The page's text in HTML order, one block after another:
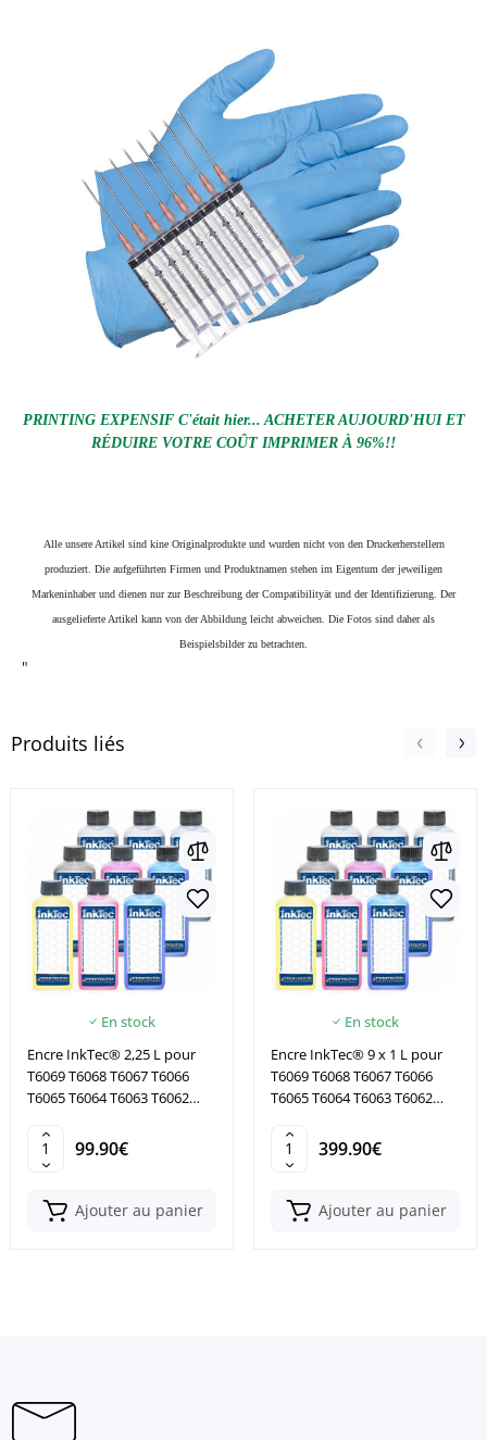
PRINTING EXPENSIF C'était hier... ACHETER AUJOURD'HUI ET
RÉDUIRE VOTRE COÛT IMPRIMER À 96%!!
Alle unsere Artikel sind kine Originalprodukte und wurden nicht von den Druckerherstellern
produziert. Die aufgeführten Firmen und Produktnamen stehen im Eigentum der jeweiligen
Markeninhaber und dienen nur zur Beschreibung der Compatibilityät und der Identifizierung. Der
ausgelieferte Artikel kann von der Abbildung leicht abweichen. Die Fotos sind daher als
Beispielsbilder zu betrachten.
"
Produits liés
En stock
Encre InkTec® 2,25 L pour
T6069 T6068 T6067 T6066
T6065 T6064 T6063 T6062
99.90€
Ajouter au panier
En stock
Encre InkTec® 9 x 1 L pour
T6069 T6068 T6067 T6066
T6065 T6064 T6063 T6062
399.90€
Ajouter au panier